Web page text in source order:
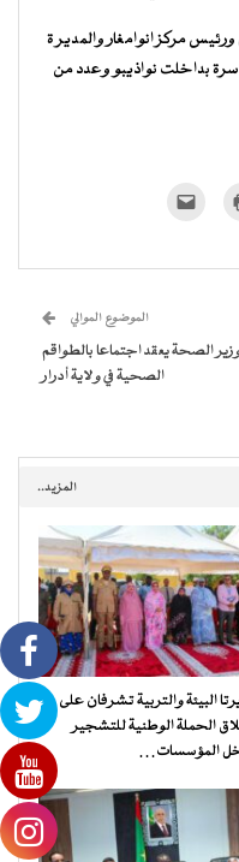
مركز انوامغار والمدير ة
بداخلت نواذيبو وعدد من
للطباعة
جديدة) الإلكتروني
نافذة
جديدة)
الموضوع الموالي
الصحة يعقد اجتماعا بالطواقم
الصحية في ولاية أدرار
المزيد..
البيئة والتربية تشرفان على
الحملة الوطنية للتشجير
المؤسسات…